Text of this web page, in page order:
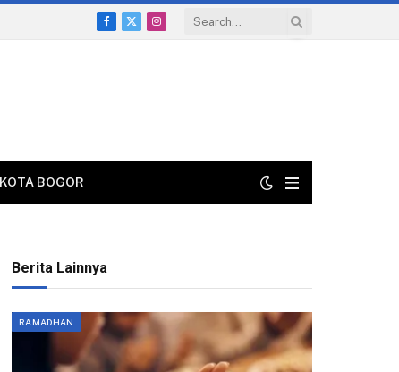
Facebook
X
Instagram
KOTA BOGOR
Berita Lainnya
RAMADHAN